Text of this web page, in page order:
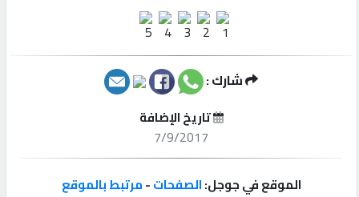
مميزة
إتصل
شارك :
تاريخ الإضافة
7/9/2017
الموقع في جوجل:الصفحات-مرتبط بالموقع